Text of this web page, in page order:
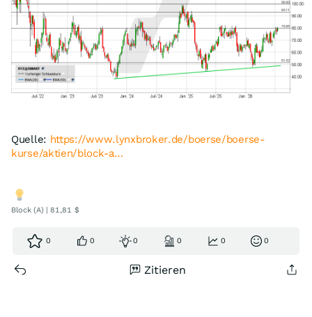
Quelle: https://www.lynxbroker.de/boerse/boerse-
kurse/aktien/block-a…
Block (A) | 81,81 $
0 0 0 0 0 0
Zitieren